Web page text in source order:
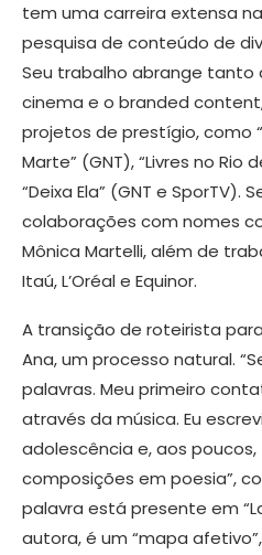
tem uma carreira extensa
pesquisa de conteúdo de
Seu trabalho abrange tanto
cinema e o branded
projetos de prestígio, como
Marte” (GNT), “Livres no Rio
“Deixa Ela” (GNT e SporTV).
colaborações com nomes
Mônica Martelli, além de
Itaú, L’Oréal e Equinor.
A transição de roteirista
Ana, um processo natural.
palavras. Meu primeiro
através da música. Eu
adolescência e, aos
composições em poesia”,
palavra está presente em
autora, é um “mapa